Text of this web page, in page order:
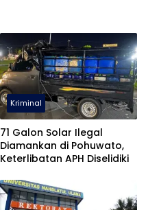
Kriminal
71 Galon Solar Ilegal
Diamankan di Pohuwato,
Keterlibatan APH Diselidiki